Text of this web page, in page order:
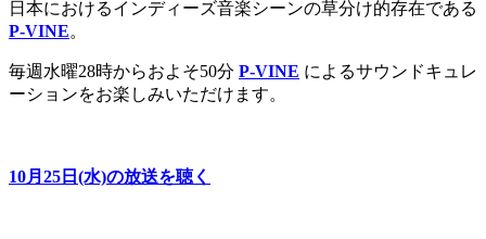
日本におけるインディーズ音楽シーンの草分け的存在である
P-VINE。
毎週水曜28時からおよそ50分 P-VINE によるサウンドキュレ
ーションをお楽しみいただけます。
10月25日(水)の放送を聴く